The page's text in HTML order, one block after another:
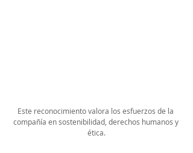
Este reconocimiento valora los esfuerzos de la
compañía en sostenibilidad, derechos humanos y
ética.